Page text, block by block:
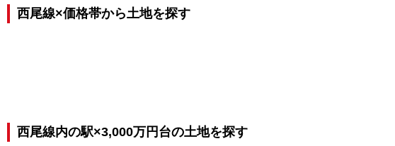
西尾線×価格帯から土地を探す
西尾線内の駅×3,000万円台の土地を探す